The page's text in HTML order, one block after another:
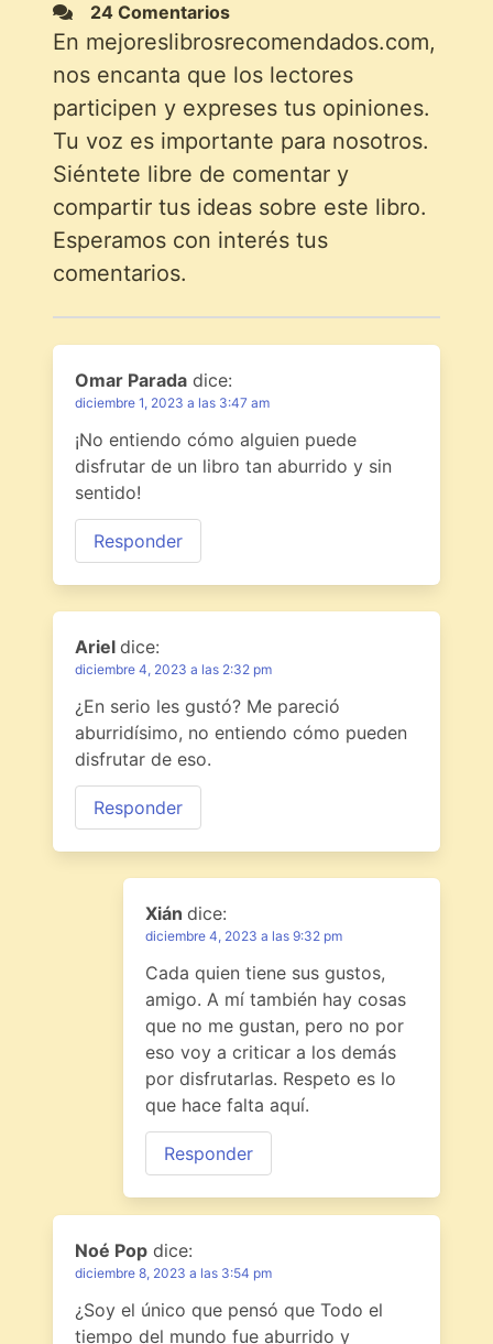
24 Comentarios
En mejoreslibrosrecomendados.com,
nos encanta que los lectores
participen y expreses tus opiniones.
Tu voz es importante para nosotros.
Siéntete libre de comentar y
compartir tus ideas sobre este libro.
Esperamos con interés tus
comentarios.
Omar Parada dice:
diciembre 1, 2023 a las 3:47 am
¡No entiendo cómo alguien puede
disfrutar de un libro tan aburrido y sin
sentido!
Responder
Ariel dice:
diciembre 4, 2023 a las 2:32 pm
¿En serio les gustó? Me pareció
aburridísimo, no entiendo cómo pueden
disfrutar de eso.
Responder
Xián dice:
diciembre 4, 2023 a las 9:32 pm
Cada quien tiene sus gustos,
amigo. A mí también hay cosas
que no me gustan, pero no por
eso voy a criticar a los demás
por disfrutarlas. Respeto es lo
que hace falta aquí.
Responder
Noé Pop dice:
diciembre 8, 2023 a las 3:54 pm
¿Soy el único que pensó que Todo el
tiempo del mundo fue aburrido y